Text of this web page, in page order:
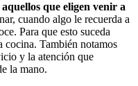
que eligen venir a
cuando algo le recuerda a
Para que esto suceda
cocina. También notamos
y la atención que
la mano.